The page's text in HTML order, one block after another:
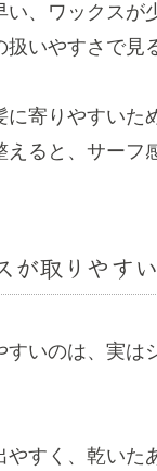
、ワックスが
いやすさで見
寄りやすいた
ると、サーフ
が取りやすい
いのは、実は
すく、乾いた